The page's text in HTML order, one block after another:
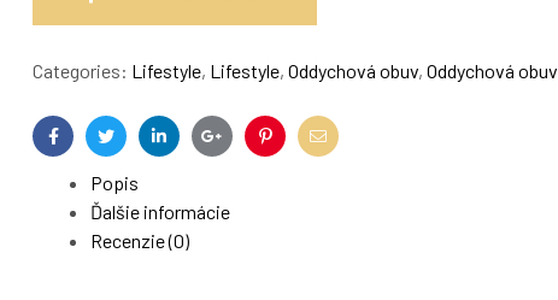
Categories: Lifestyle, Lifestyle, Oddychová obuv, Oddychová obuv
FacebookTwitterLinkedinGoogle+PinterestEmail
Popis
Ďalšie informácie
Recenzie (0)